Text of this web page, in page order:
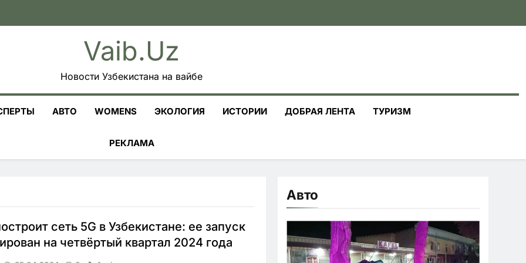
Vaib.uz
Новости Узбекистана на вайбе
АВТО WOMENS ЭКОЛОГИЯ ИСТОРИИ ДОБРАЯ ЛЕНТА ТУРИЗМ
РЕКЛАМА
сеть 5G в Узбекистане: ее запуск
на четвёртый квартал 2024 года
Авто